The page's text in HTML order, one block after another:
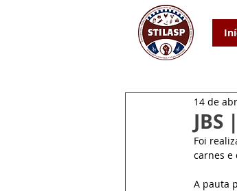
14 de
Foi
carnes e
A pauta